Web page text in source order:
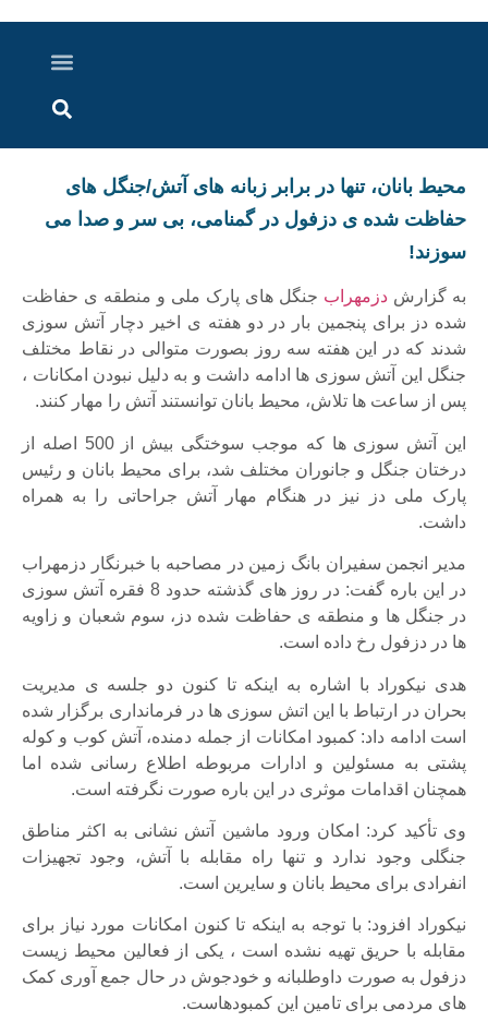
محیط بانان، تنها در برابر زبانه های آتش/جنگل های
حفاظت شده ی دزفول در گمنامی، بی سر و صدا می
سوزند!
به گزارش دزمهراب جنگل های پارک ملی و منطقه ی حفاظت
شده دز برای پنجمین بار در دو هفته ی اخیر دچار آتش سوزی
شدند که در این هفته سه روز بصورت متوالی در نقاط مختلف
جنگل این آتش سوزی ها ادامه داشت و به دلیل نبودن امکانات ،
پس از ساعت ها تلاش، محیط بانان توانستند آتش را مهار کنند.
این آتش سوزی ها که موجب سوختگی بیش از 500 اصله از
درختان جنگل و جانوران مختلف شد، برای محیط بانان و رئیس
پارک ملی دز نیز در هنگام مهار آتش جراحاتی را به همراه
داشت.
مدیر انجمن سفیران بانگ زمین در مصاحبه با خبرنگار دزمهراب
در این باره گفت: در روز های گذشته حدود 8 فقره آتش سوزی
در جنگل ها و منطقه ی حفاظت شده دز، سوم شعبان و زاویه
ها در دزفول رخ داده است.
هدی نیکوراد با اشاره به اینکه تا کنون دو جلسه ی مدیریت
بحران در ارتباط با این اتش سوزی ها در فرمانداری برگزار شده
است ادامه داد: کمبود امکانات از جمله دمنده، آتش کوب و کوله
پشتی به مسئولین و ادارات مربوطه اطلاع رسانی شده اما
همچنان اقدامات موثری در این باره صورت نگرفته است.
وی تأکید کرد: امکان ورود ماشین آتش نشانی به اکثر مناطق
جنگلی وجود ندارد و تنها راه مقابله با آتش، وجود تجهیزات
انفرادی برای محیط بانان و سایرین است.
نیکوراد افزود: با توجه به اینکه تا کنون امکانات مورد نیاز برای
مقابله با حریق تهیه نشده است ، یکی از فعالین محیط زیست
دزفول به صورت داوطلبانه و خودجوش در حال جمع آوری کمک
های مردمی برای تامین این کمبودهاست.